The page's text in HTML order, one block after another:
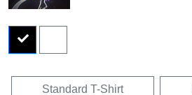
Standard T-Shirt